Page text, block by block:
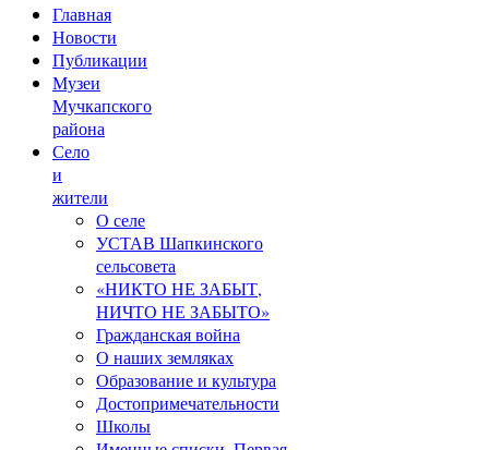
Главная
Новости
Публикации
Музеи
Мучкапского
района
Село
и
жители
О селе
УСТАВ Шапкинского
сельсовета
«НИКТО НЕ ЗАБЫТ,
НИЧТО НЕ ЗАБЫТО»
Гражданская война
О наших земляках
Образование и культура
Достопримечательности
Школы